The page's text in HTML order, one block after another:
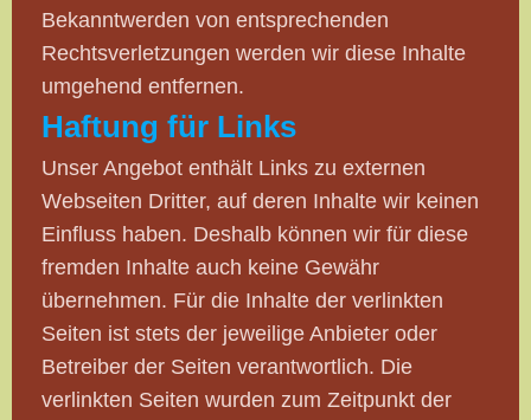
Bekanntwerden von entsprechenden
Rechtsverletzungen werden wir diese Inhalte
umgehend entfernen.
Haftung für Links
Unser Angebot enthält Links zu externen
Webseiten Dritter, auf deren Inhalte wir keinen
Einfluss haben. Deshalb können wir für diese
fremden Inhalte auch keine Gewähr
übernehmen. Für die Inhalte der verlinkten
Seiten ist stets der jeweilige Anbieter oder
Betreiber der Seiten verantwortlich. Die
verlinkten Seiten wurden zum Zeitpunkt der